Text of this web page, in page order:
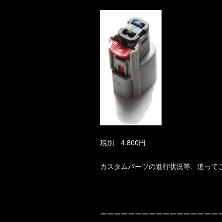
税別 4,800円
カスタムパーツの進行状況等、追って
ーーーーーーーーーーーーーーーーー